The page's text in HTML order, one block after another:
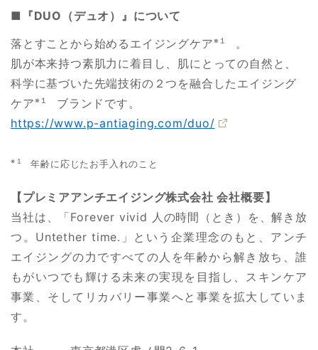
■『DUO（デュオ）』について
落とすことから始めるエイジングケア※１
。
肌が本来持つ素肌力に着目し、肌にとっての自然と、
科学に基づいた先端技術の２つを融合したエイジング
ケア※１ ブランドです。
https://www.p-antiaging.com/duo/
※１ 年齢に応じたお手入れのこと
【プレミアアンチエイジング株式会社 会社概要】
当社は、「Forever vivid 人の時間（とき）を、解き放
つ。Untether time.」という企業理念のもと、アンチ
エイジングの力ですべての人を年齢から解き放ち、誰
もがいつでも輝ける未来の実現を目指し、スキンケア
事業、そしてリカバリー事業へと事業を拡⼤していま
す。